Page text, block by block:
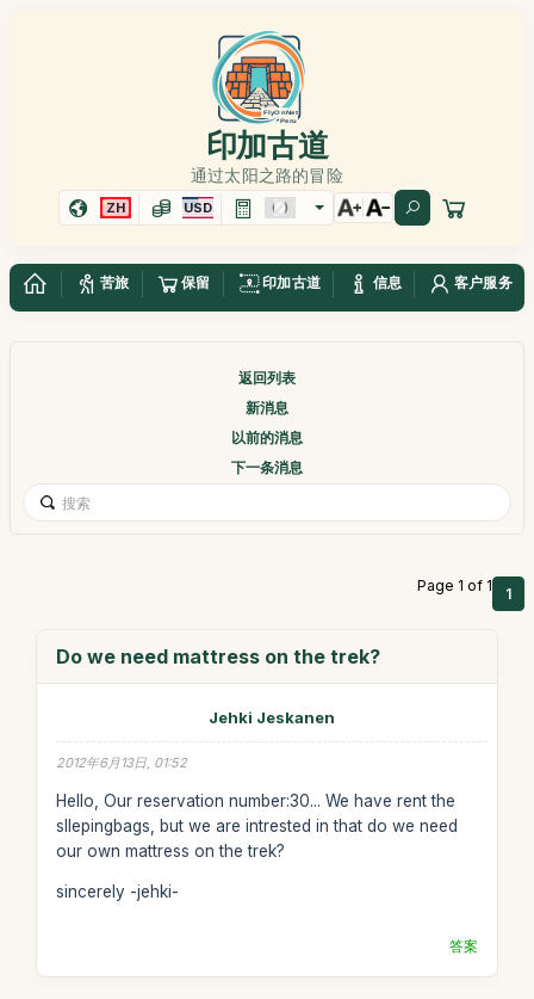
印加古道
通过太阳之路的冒险
ZH USD
苦旅 保留 印加古道 信息 客户服务
返回列表
新消息
以前的消息
下一条消息
Page 1 of 1 1
Do we need mattress on the trek?
Jehki Jeskanen
2012年6月13日, 01:52
Hello, Our reservation number:30... We have rent the
sllepingbags, but we are intrested in that do we need
our own mattress on the trek?
sincerely -jehki-
答案